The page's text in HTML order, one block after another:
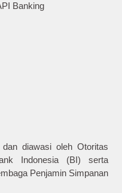
Banking
diawasi oleh Otoritas
Indonesia (BI) serta
Penjamin Simpanan